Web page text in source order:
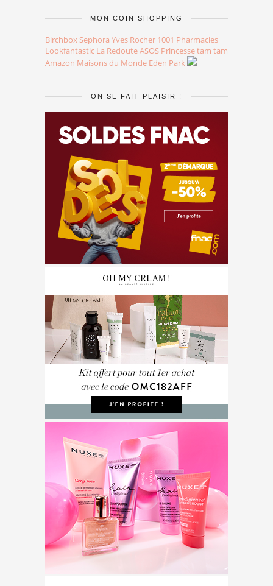
MON COIN SHOPPING
Birchbox Sephora Yves Rocher 1001 Pharmacies
Lookfantastic La RedouteASOS Princesse tam tam
Amazon Maisons du Monde Eden Park
ON SE FAIT PLAISIR !